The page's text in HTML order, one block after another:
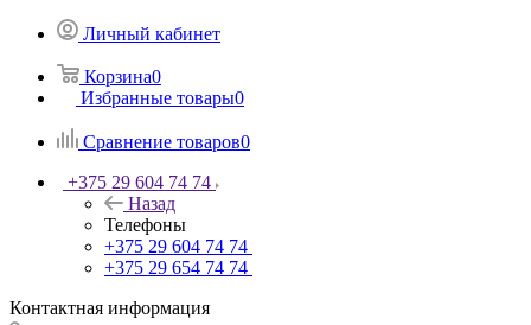
Личный кабинет
Корзина0
Избранные товары0
Сравнение товаров0
+375 29 604 74 74
Назад
Телефоны
+375 29 604 74 74
+375 29 654 74 74
Контактная информация